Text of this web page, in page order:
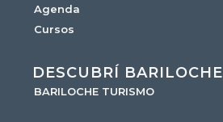
Agenda
Cursos
DESCUBRÍ BARILOCHE
BARILOCHE TURISMO